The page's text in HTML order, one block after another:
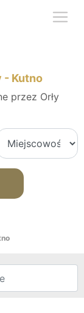
- Kutno
przez Orły